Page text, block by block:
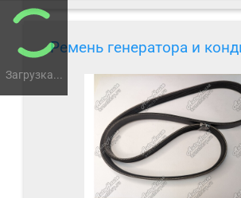
Загрузка...
Ремень генератора и